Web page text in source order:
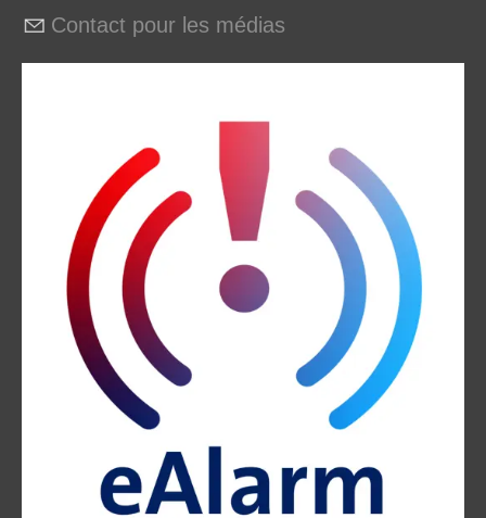
Contact pour les médias